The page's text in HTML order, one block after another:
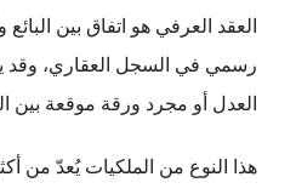
العقد العرفي هو اتفاق بين
رسمي في السجل العقاري، وقد
العدل أو مجرد ورقة موقعة بين
هذا النوع من الملكيات يُعدّ من